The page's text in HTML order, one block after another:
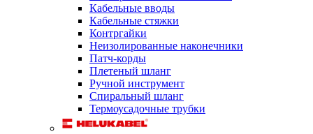
Кабельные вводы
Кабельные стяжки
Контргайки
Неизолированные наконечники
Патч-корды
Плетеный шланг
Ручной инструмент
Спиральный шланг
Термоусадочные трубки